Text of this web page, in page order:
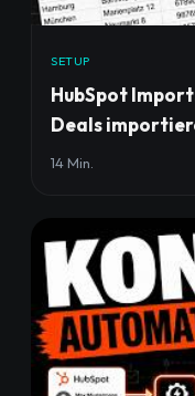
SETUP
HubSpot
Deals
14 Min.